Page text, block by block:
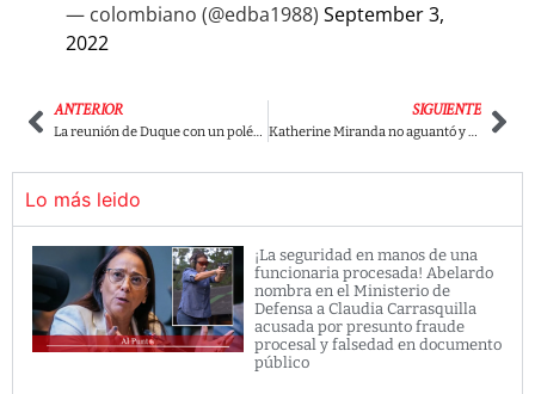
— colombiano (@edba1988) September 3,
2022
ANTERIOR
La reunión de Duque con un polémico personaje que preocupa a muchos en Colombia
SIGUIENTE
Katherine Miranda no aguantó y estalló contra la Ministra de Minas y el escándalo de Alex Flórez
Lo más leido
¡La seguridad en manos de una
funcionaria procesada! Abelardo
nombra en el Ministerio de
Defensa a Claudia Carrasquilla
acusada por presunto fraude
procesal y falsedad en documento
público